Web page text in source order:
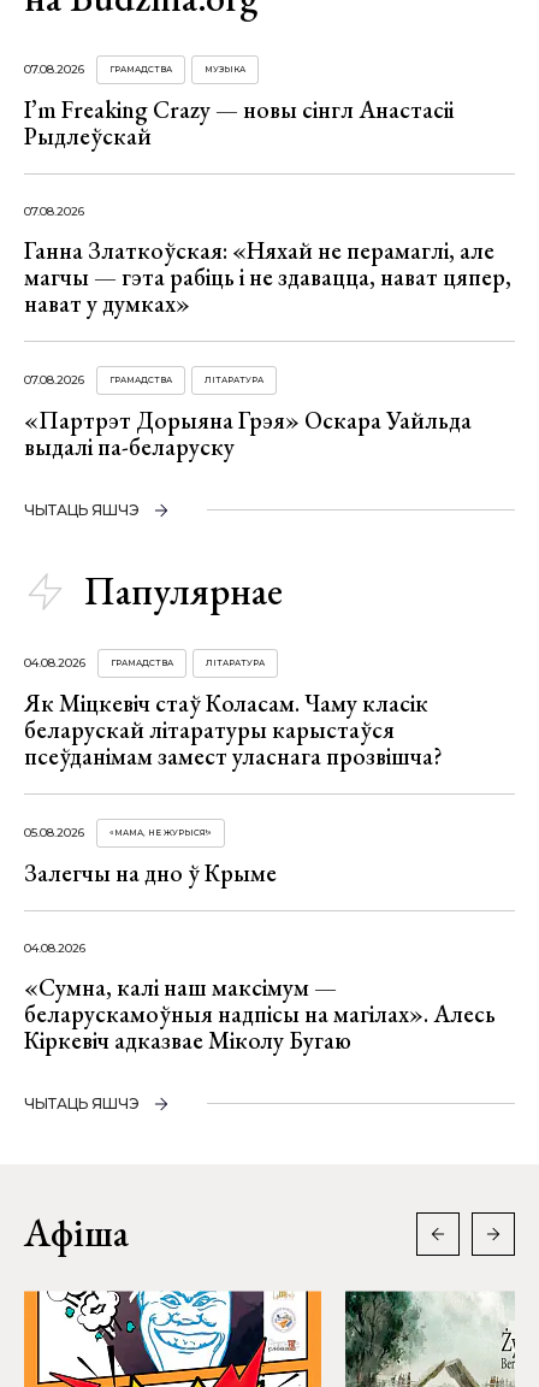
07.08.2026 ГРАМАДСТВА МУЗЫКА
I’m Freaking Crazy — новы сінгл Анастасіі
Рыдлеўскай
07.08.2026
Ганна Златкоўская: «Няхай не перамаглі, але
магчы — гэта рабіць і не здавацца, нават цяпер,
нават у думках»
07.08.2026 ГРАМАДСТВА ЛІТАРАТУРА
«Партрэт Дорыяна Грэя» Оскара Уайльда
выдалі па-беларуску
ЧЫТАЦЬ ЯШЧЭ
Папулярнае
04.08.2026 ГРАМАДСТВА ЛІТАРАТУРА
Як Міцкевіч стаў Коласам. Чаму класік
беларускай літаратуры карыстаўся
псеўданімам замест уласнага прозвішча?
05.08.2026 «МАМА, НЕ ЖУРЫСЯ!»
Залегчы на дно ў Крыме
04.08.2026
«Сумна, калі наш максімум —
беларускамоўныя надпісы на магілах». Алесь
Кіркевіч адказвае Міколу Бугаю
ЧЫТАЦЬ ЯШЧЭ
Афіша